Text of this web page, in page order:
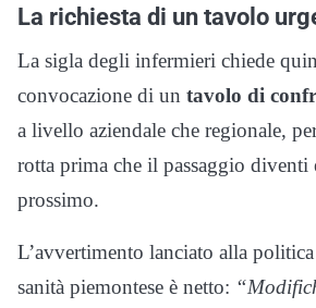
La richiesta di un tavolo
La sigla degli infermieri chiede
convocazione di un tavolo di
a livello aziendale che regionale,
rotta prima che il passaggio
prossimo.
L’avvertimento lanciato alla
sanità piemontese è netto: